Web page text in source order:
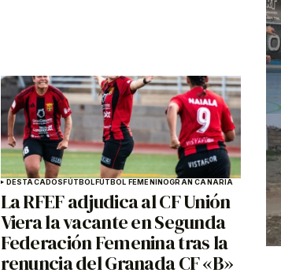
DESTACADOSFÚTBOLFÚTBOL FEMENINOGRAN CANARIA
La RFEF adjudica al CF Unión
Viera la vacante en Segunda
Federación Femenina tras la
renuncia del Granada CF «B»